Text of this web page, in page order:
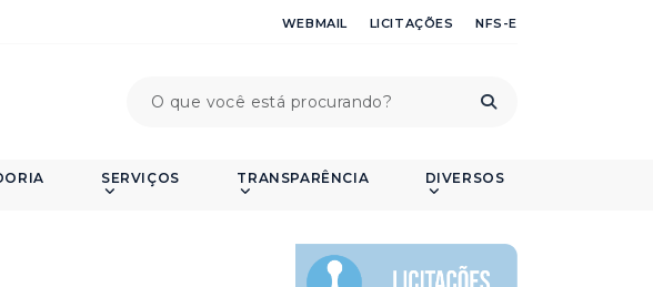
WEBMAIL LICITAÇÕES NFS-E
SERVIÇOS TRANSPARÊNCIA DIVERSOS